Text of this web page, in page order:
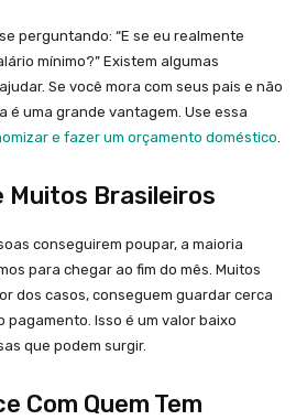
perguntando: “E se eu realmente
mínimo?” Existem algumas
Se você mora com seus pais e não
é uma grande vantagem. Use essa
e fazer um orçamento doméstico.
Muitos Brasileiros
conseguirem poupar, a maioria
para chegar ao fim do mês. Muitos
dos casos, conseguem guardar cerca
pagamento. Isso é um valor baixo
que podem surgir.
Com Quem Tem